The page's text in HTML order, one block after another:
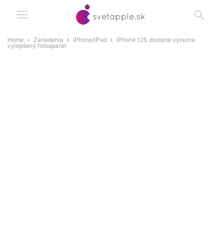
Home Zariadenia iPhone/iPad
iPhone 12S dostane výrazne
vylepšený fotoaparát